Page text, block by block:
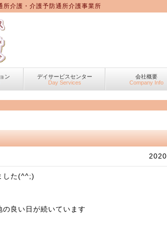
介護・介護予防通所介護事業所
ン
デイサービスセンター
Day Services
会社概要
Company Info
した(^^;)
良い日が続いています